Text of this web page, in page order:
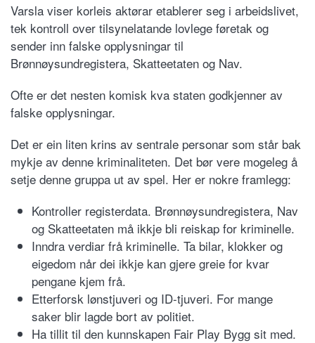
Varsla viser korleis aktørar etablerer seg i arbeidslivet,
tek kontroll over tilsynelatande lovlege føretak og
sender inn falske opplysningar til
Brønnøysundregistera, Skatteetaten og Nav.
Ofte er det nesten komisk kva staten godkjenner av
falske opplysningar.
Det er ein liten krins av sentrale personar som står bak
mykje av denne kriminaliteten. Det bør vere mogeleg å
setje denne gruppa ut av spel. Her er nokre framlegg:
Kontroller registerdata. Brønnøysundregistera, Nav
og Skatteetaten må ikkje bli reiskap for kriminelle.
Inndra verdiar frå kriminelle. Ta bilar, klokker og
eigedom når dei ikkje kan gjere greie for kvar
pengane kjem frå.
Etterforsk lønstjuveri og ID-tjuveri. For mange
saker blir lagde bort av politiet.
Ha tillit til den kunnskapen Fair Play Bygg sit med.